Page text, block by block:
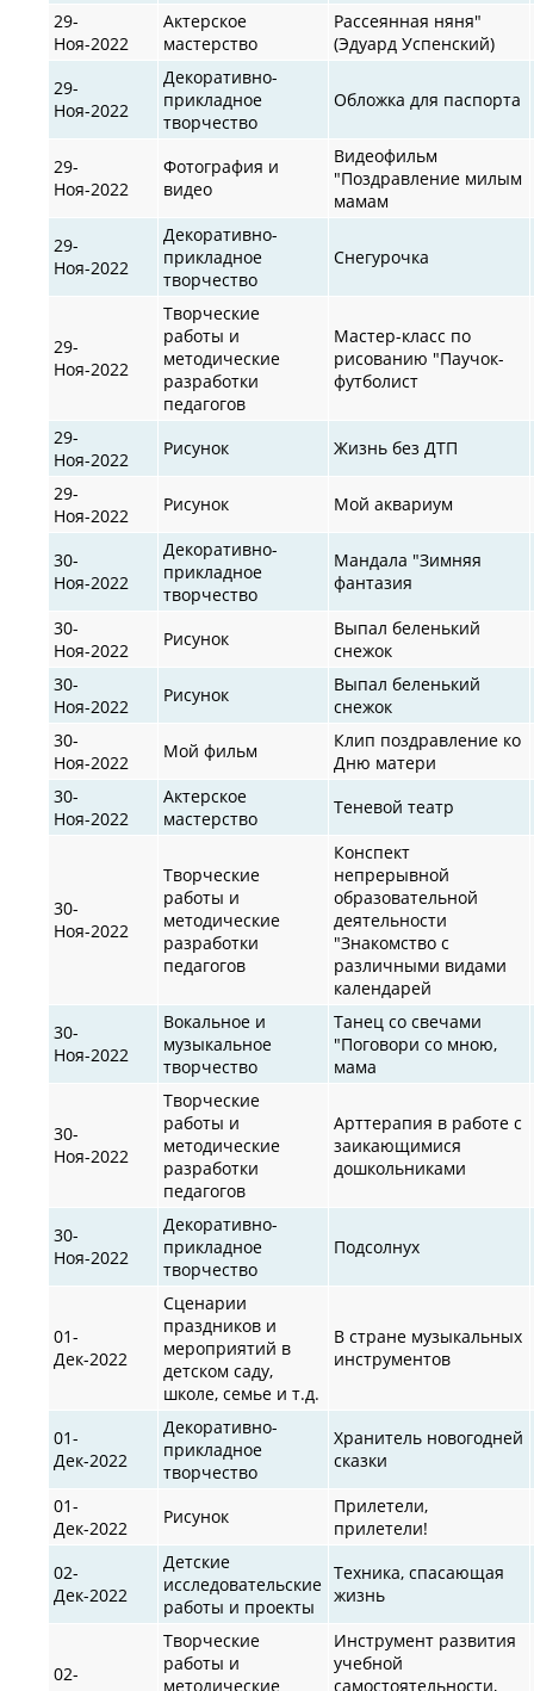
29-
Ноя-2022
Актерское
мастерство
Рассеянная няня"
(Эдуард Успенский)
29-
Ноя-2022
Декоративно-
прикладное
творчество
Обложка для паспорта
29-
Ноя-2022
Фотография и
видео
Видеофильм
"Поздравление милым
мамам
29-
Ноя-2022
Декоративно-
прикладное
творчество
Снегурочка
29-
Ноя-2022
Творческие
работы и
методические
разработки
педагогов
Мастер-класс по
рисованию "Паучок-
футболист
29-
Ноя-2022
Рисунок
Жизнь без ДТП
29-
Ноя-2022
Рисунок Мой аквариум
30-
Ноя-2022
Декоративно-
прикладное
творчество
Мандала "Зимняя
фантазия
30-
Ноя-2022
Рисунок
Выпал беленький
снежок
30-
Ноя-2022
Рисунок
Выпал беленький
снежок
30-
Ноя-2022
Мой фильм
Клип поздравление ко
Дню матери
30-
Ноя-2022
Актерское
мастерство
Теневой театр
30-
Ноя-2022
Творческие
работы и
методические
разработки
педагогов
Конспект
непрерывной
образовательной
деятельности
"Знакомство с
различными видами
календарей
30-
Ноя-2022
Вокальное и
музыкальное
творчество
Танец со свечами
"Поговори со мною,
мама
30-
Ноя-2022
Творческие
работы и
методические
разработки
педагогов
Арттерапия в работе с
заикающимися
дошкольниками
30-
Ноя-2022
Декоративно-
прикладное
творчество
Подсолнух
01-
Дек-2022
Сценарии
праздников и
мероприятий в
детском саду,
школе, семье и т.д.
В стране музыкальных
инструментов
01-
Дек-2022
Декоративно-
прикладное
творчество
Хранитель новогодней
сказки
01-
Дек-2022
Рисунок
Прилетели,
прилетели!
02-
Дек-2022
Детские
исследовательские
работы и проекты
Техника, спасающая
жизнь
02-
Творческие
работы и
методические
Инструмент развития
учебной
самостоятельности,